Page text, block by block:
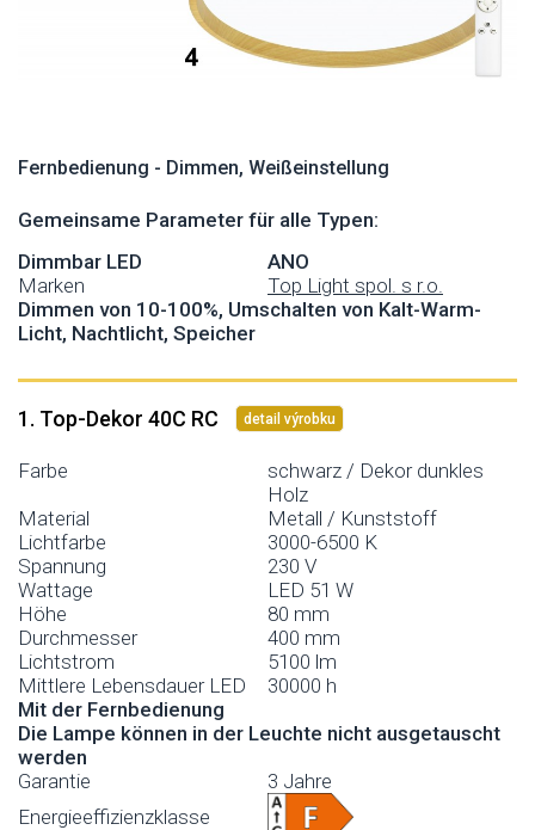
Fernbedienung - Dimmen, Weißeinstellung
Gemeinsame Parameter für alle Typen:
Dimmbar LED
ANO
Marken
Top Light spol. s r.o.
Dimmen von 10-100%, Umschalten von Kalt-Warm-
Licht, Nachtlicht, Speicher
1. Top-Dekor 40C RC detail výrobku
Farbe
schwarz / Dekor dunkles
Holz
Material
Metall / Kunststoff
Lichtfarbe
3000-6500 K
Spannung
230 V
Wattage
LED 51 W
Höhe
80 mm
Durchmesser
400 mm
Lichtstrom
5100 lm
Mittlere Lebensdauer LED
30000 h
Mit der Fernbedienung
Die Lampe können in der Leuchte nicht ausgetauscht
werden
Garantie
3 Jahre
Energieeffizienzklasse